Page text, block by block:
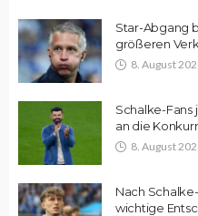
Star-Abgang
größeren
8. August
Schalke-Fans
an die
8. August
Nach
wichtige